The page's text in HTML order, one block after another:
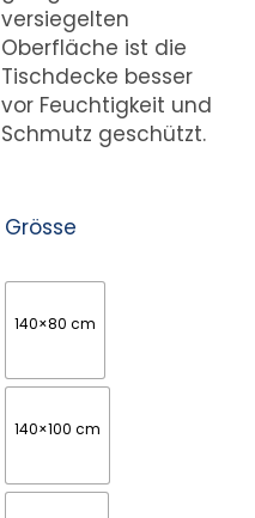
versiegelten
Oberfläche ist die
Tischdecke besser
vor Feuchtigkeit und
Schmutz geschützt.
Grösse
140×80 cm
140×100 cm